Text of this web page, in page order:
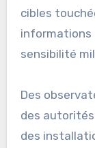
cibles
informations
sensibilité
Des
des
des